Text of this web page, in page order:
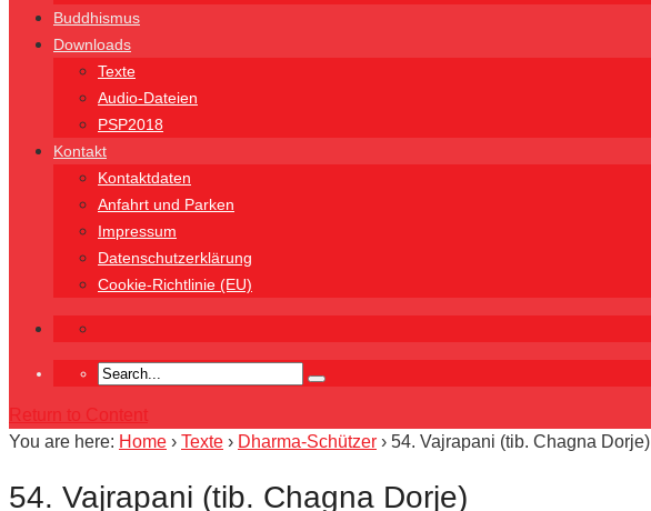
Buddhismus
Downloads
Texte
Audio-Dateien
PSP2018
Kontakt
Kontaktdaten
Anfahrt und Parken
Impressum
Datenschutzerklärung
Cookie-Richtlinie (EU)
Return to Content
You are here: Home › Texte › Dharma-Schützer › 54. Vajrapani (tib. Chagna Dorje)
54. Vajrapani (tib. Chagna Dorje)